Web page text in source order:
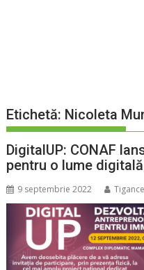
Etichetă: Nicoleta
DigitalUP: CONAF
pentru o lume digitală
9 septembrie 2022